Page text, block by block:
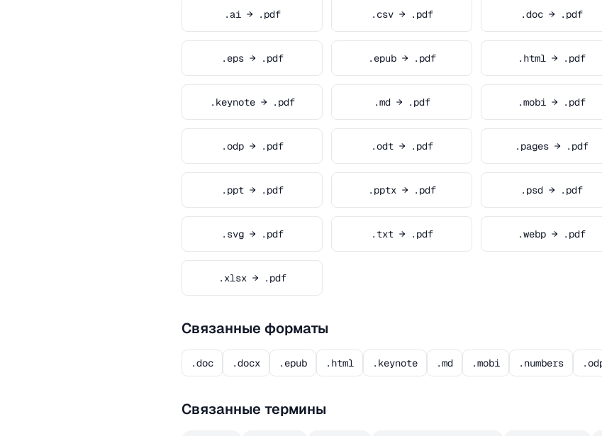
.ai → .pdf .csv → .pdf .doc → .pdf
.eps → .pdf .epub → .pdf .html → .pdf
.keynote → .pdf .md → .pdf .mobi → .pdf
.odp → .pdf .odt → .pdf .pages → .pdf
.ppt → .pdf .pptx → .pdf .psd → .pdf
.svg → .pdf .txt → .pdf .webp → .pdf
.xlsx → .pdf
Связанные форматы
.doc .docx .epub .html .keynote .md .mobi .numbers
Связанные термины